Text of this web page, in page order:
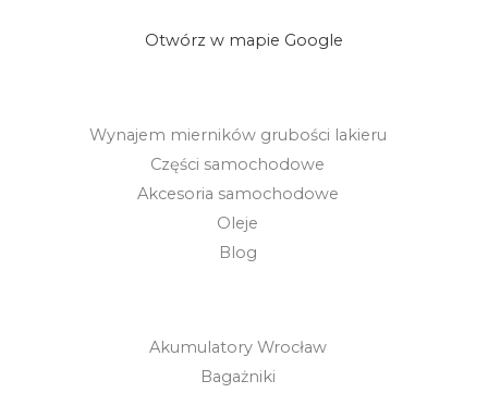
Otwórz w mapie Google
Wynajem mierników grubości lakieru
Części samochodowe
Akcesoria samochodowe
Oleje
Blog
Akumulatory Wrocław
Bagażniki